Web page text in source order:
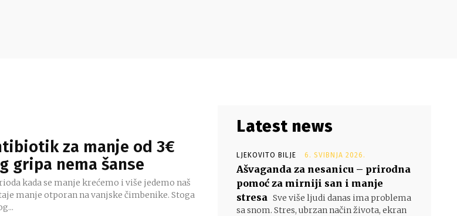
za manje od 3€
gripa nema šanse
kada se manje krećemo i više jedemo naš
manje otporan na vanjske čimbenike. Stoga
Latest news
LJEKOVITO BILJE 6. SVIBNJA 2026.
Ašvaganda za nesanicu – prirodna
pomoć za mirniji san i manje
stresa Sve više ljudi danas ima problema
sa snom. Stres, ubrzan način života, ekran